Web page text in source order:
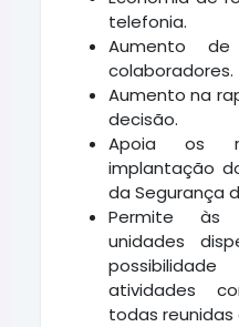
telefonia.
Aumento
colaboradores.
Aumento na
decisão.
Apoia os
implantação
da Segurança
Permite às
unidades
atividades
todas reunidas